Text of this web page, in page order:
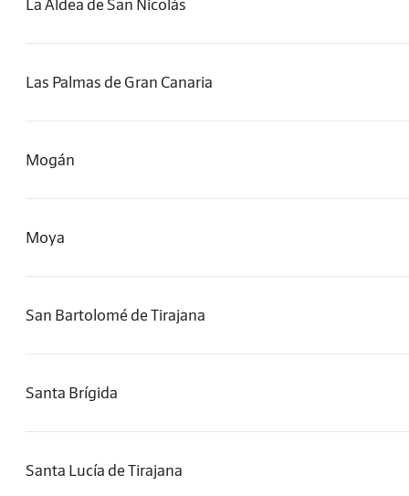
La Aldea de San Nicolás
Las Palmas de Gran Canaria
Mogán
Moya
San Bartolomé de Tirajana
Santa Brígida
Santa Lucía de Tirajana